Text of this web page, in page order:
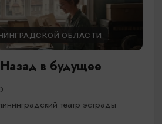
ОБЛАСТИ
в будущее
театр эстрады